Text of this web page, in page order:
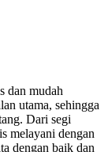
dan mudah
utama, sehingga
Dari segi
melayani dengan
dengan baik dan